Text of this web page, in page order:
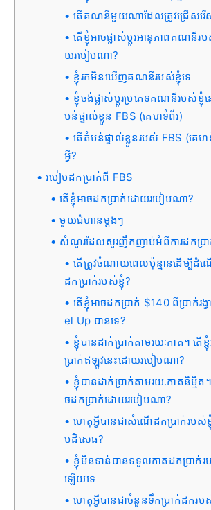
តើគណនីមួយណាដែលត្រូវជ្រើសរើ
តើខ្ញុំអាចផ្លាស់ប្តូរអានុភាពគណនីរ
យរបៀបណា?
ខ្ញុំរកមិនឃើញគណនីរបស់ខ្ញុំទេ
ខ្ញុំចង់ផ្លាស់ប្តូរប្រភេទគណនីរបស់ខ្ញុំ
បន់ផ្ទាល់ខ្លួន FBS (គេហទំព័រ)
តើតំបន់ផ្ទាល់ខ្លួនរបស់ FBS (គេហ
អ្វី?
របៀបដកប្រាក់ពី FBS
តើខ្ញុំអាចដកប្រាក់ដោយរបៀបណា?
មួយជំហានម្តងៗ
សំណួរដែលសួរញឹកញាប់អំពីការដកប្រា
តើត្រូវចំណាយពេលប៉ុន្មានដើម្បីដំណើ
ដកប្រាក់របស់ខ្ញុំ?
តើខ្ញុំអាចដកប្រាក់ $140 ពីប្រាក់រង្
el Up បានទេ?
ខ្ញុំបានដាក់ប្រាក់តាមរយៈកាត។ តើខ្
ប្រាក់ឥឡូវនេះដោយរបៀបណា?
ខ្ញុំបានដាក់ប្រាក់តាមរយៈកាតនិម្មិត។
ចដកប្រាក់ដោយរបៀបណា?
ហេតុអ្វីបានជាសំណើដកប្រាក់របស់ខ្
បដិសេធ?
ខ្ញុំមិនទាន់បានទទួលកាតដកប្រាក់រ
ឡើយទេ
ហេតុអ្វីបានជាចំនួនទឹកប្រាក់ដករប